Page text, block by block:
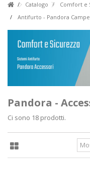
Catalogo Comfort e
Antifurto - Pandora
Pandora -
Ci sono 18 prodotti.